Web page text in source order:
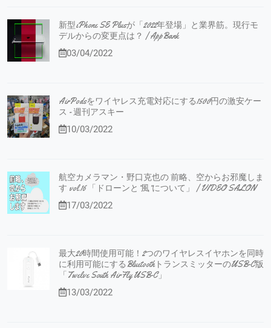
新型iPhone SE Plusが「2022年登場」と業界筋。現行モ
デルからの変更点は？ | AppBank
03/04/2022
AirPodsをワイヤレス充電対応にする1500円の激安ケー
ス - 週刊アスキー
10/03/2022
航空カメラマン・野口克也の 前略、空からお邪魔しま
す vol.16 「ドローンと”風”について」 | VIDEO SALON
17/03/2022
最大20時間使用可能！2つのワイヤレスイヤホンを同時
に利用可能にするBluetoothトランスミッターのUSB-C版
「Twelve South AirFly USB-C」
13/03/2022